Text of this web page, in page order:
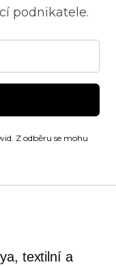
podnikatele.
Z odběru se mohu
textilní a